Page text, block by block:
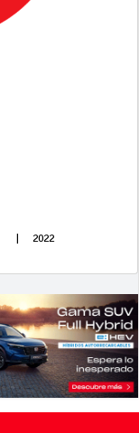
2022